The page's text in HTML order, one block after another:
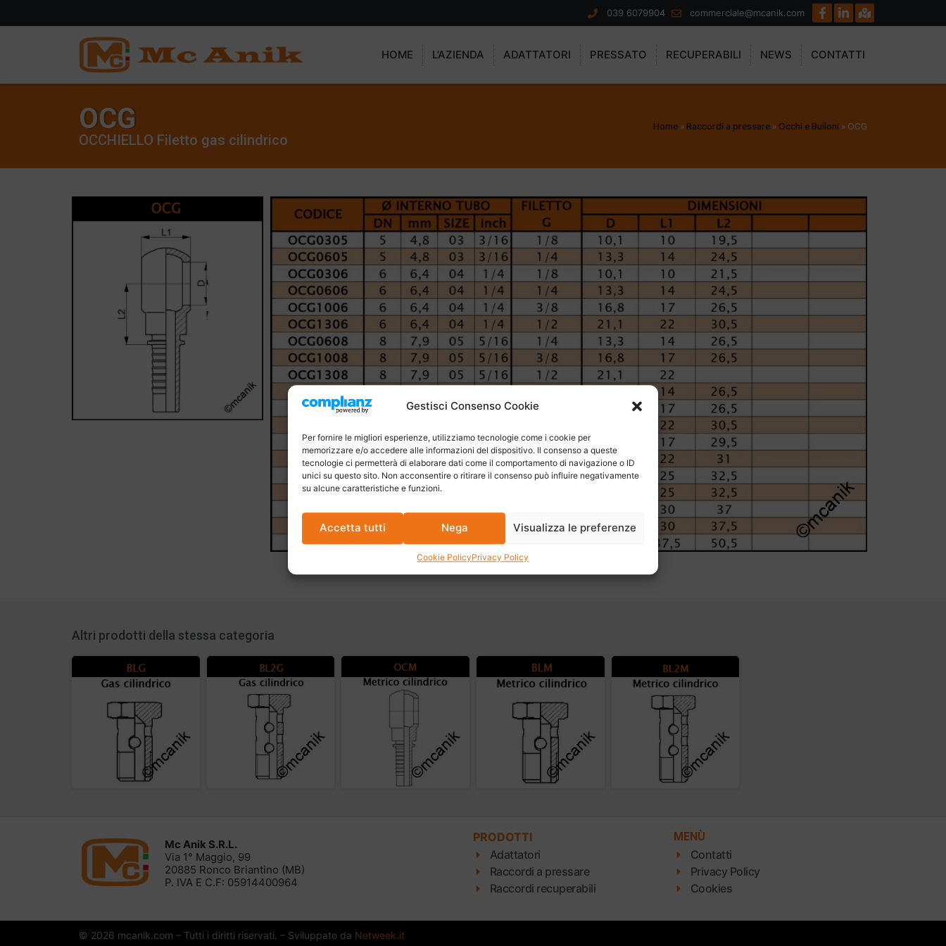
Gestisci Consenso Cookie
Per fornire le migliori esperienze, utilizziamo tecnologie come i cookie per
memorizzare e/o accedere alle informazioni del dispositivo. Il consenso a queste
tecnologie ci permetterà di elaborare dati come il comportamento di navigazione o ID
unici su questo sito. Non acconsentire o ritirare il consenso può influire negativamente
su alcune caratteristiche e funzioni.
Accetta tutti Nega Visualizza le preferenze
Cookie PolicyPrivacy Policy
039 6079904 commerciale@mcanik.com
HOME L’AZIENDA ADATTATORI PRESSATO RECUPERABILI NEWS CONTATTI
OCG
OCCHIELLO Filetto gas cilindrico
Home » Raccordi a pressare » Occhi e Bulloni » OCG
Altri prodotti della stessa categoria
Mc Anik S.R.L.
Via 1° Maggio, 99
20885 Ronco Briantino (MB)
P. IVA E C.F: 05914400964
PRODOTTI
Adattatori
Raccordi a pressare
Raccordi recuperabili
MENÙ
Contatti
Privacy Policy
Cookies
© 2026 mcanik.com – Tutti i diritti riservati. – Sviluppato da Netweek.it